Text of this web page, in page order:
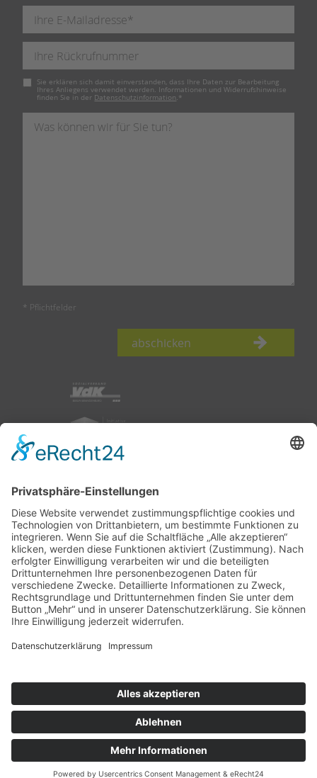
Pflichtfeld
Sie erklären sich damit einverstanden, dass Ihre Daten zur Bearbeitung
Ihres Anliegens verwendet werden. Informationen und Widerrufshinweise
finden Sie in der Datenschutzinformation. *
* Pflichtfelder
abschicken
nach oben
Impressum|Datenschutz
Ihnen gefällt, was Sie lesen?
Dann teilen Sie es mit anderen!
X